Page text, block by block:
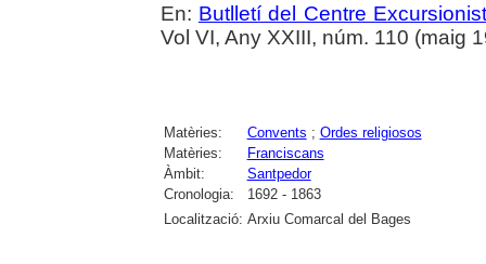
En: Butlletí del Centre
Vol VI, Any XXIII, núm. 110 (maig
Matèries: Convents ; Ordes religiosos
Matèries:
Franciscans
Àmbit:
Santpedor
Cronologia:
1692 - 1863
Localització: Arxiu Comarcal del Bages